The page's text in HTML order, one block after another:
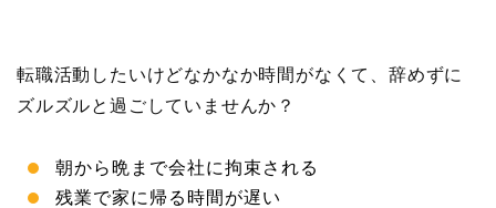
転職活動したいけどなかなか時間がなくて、辞めずに
ズルズルと過ごしていませんか？
朝から晩まで会社に拘束される
残業で家に帰る時間が遅い